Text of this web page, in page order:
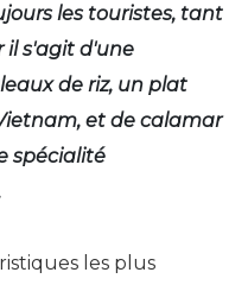
les touristes, tant
il s'agit d'une
de riz, un plat
et de calamar
spécialité
les plus